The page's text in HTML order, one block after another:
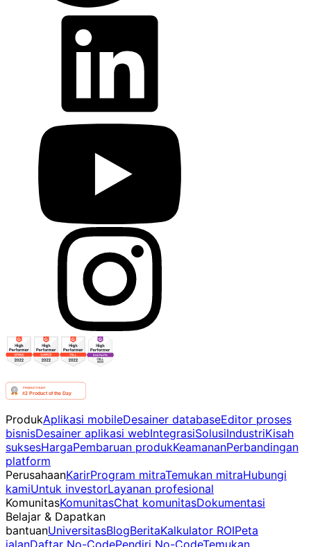
ProdukAplikasi mobileDesainer databaseEditor proses
bisnisDesainer aplikasi webIntegrasiSolusiIndustriKisah
suksesHargaPembaruan produkKeamananPerbandingan
platform
PerusahaanKarirProgram mitraTemukan mitraHubungi
kamiUntuk investorLayanan profesional
KomunitasKomunitasChat komunitasDokumentasi
Belajar & Dapatkan
bantuanUniversitasBlogBeritaKalkulator ROIPeta